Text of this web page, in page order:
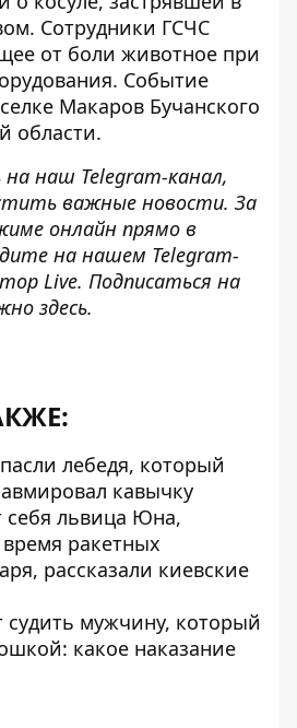
Сотрудники ГСЧС
от боли животное при
Событие
Макаров Бучанского
области.
на наш Telegram-канал,
важные новости. За
онлайн прямо в
на нашем Telegram-
Live. Подписаться на
здесь.
лебедя, который
кавычку
себя львица Юна,
ракетных
рассказали киевские
судить мужчину, который
какое наказание